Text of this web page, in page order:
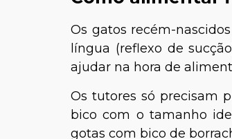
Os gatos recém-
língua (reflexo de
ajudar na hora de
Os tutores só precisam
bico com o tamanho
gotas com bico de